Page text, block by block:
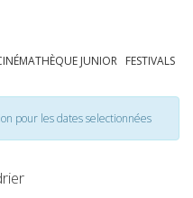
JUNIOR FESTIVALS
pour les dates selectionnées